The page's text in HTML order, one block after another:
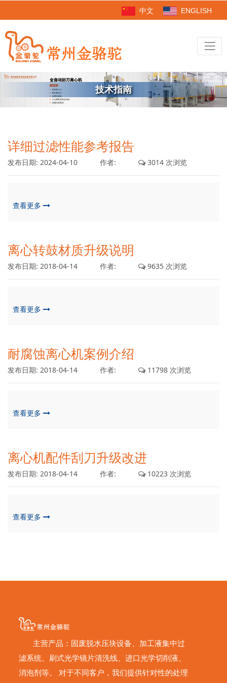
中文 ENGLISH
技术指南
详细过滤性能参考报告
发布日期: 2024-04-10 作者: 3014 次浏览
查看更多
离心转鼓材质升级说明
发布日期: 2018-04-14 作者: 9635 次浏览
查看更多
耐腐蚀离心机案例介绍
发布日期: 2018-04-14 作者: 11798 次浏览
查看更多
离心机配件刮刀升级改进
发布日期: 2018-04-14 作者: 10223 次浏览
查看更多
主营产品：固废脱水压块设备、加工液集中过
滤系统、刷式光学镜片清洗线、进口光学切削液、
消泡剂等。 对于不同客户，我们提供针对性的处理